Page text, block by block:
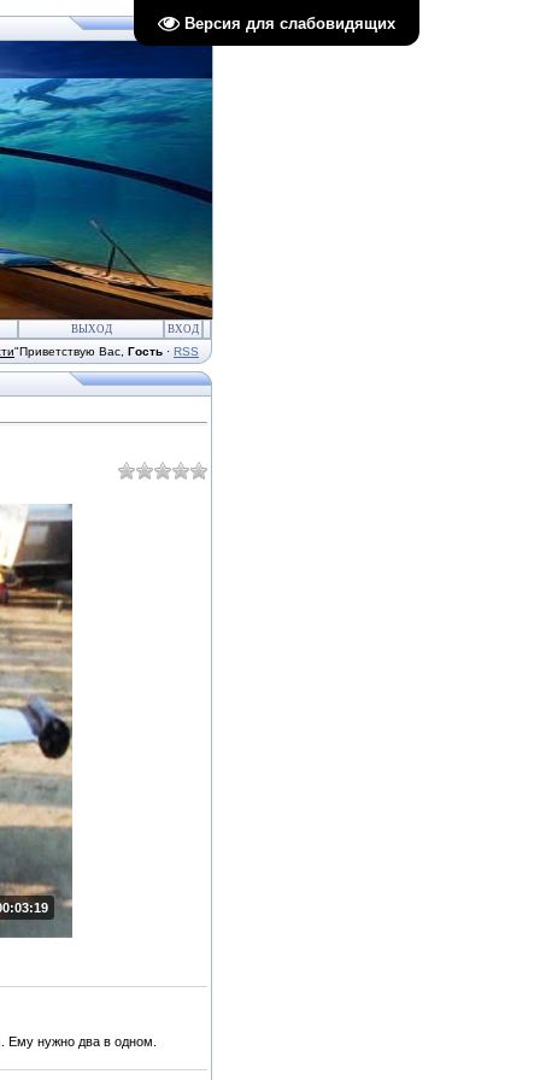
Версия для слабовидящих
ВЫХОД ВХОД
"Приветствую Вас Гость · RSS
Ему нужно два в одном.